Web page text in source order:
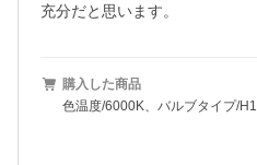
充分だと思います。
購入した商品
色温度/6000K、バルブタイプ/H1